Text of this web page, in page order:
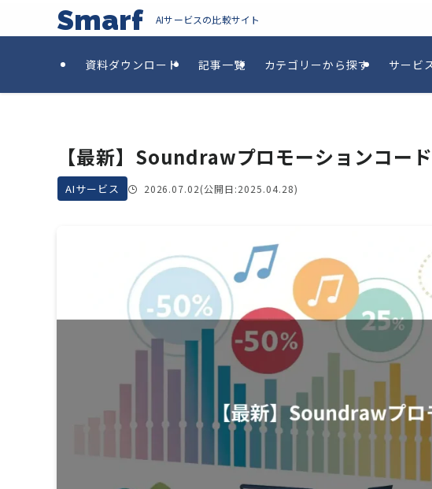
Smarf AIサービスの比較サイト
資料ダウンロード 記事一覧 カテゴリーから探す サービ
【最新】Soundrawプロモーションコー
AIサービス 2026.07.02(公開日:2025.04.28)